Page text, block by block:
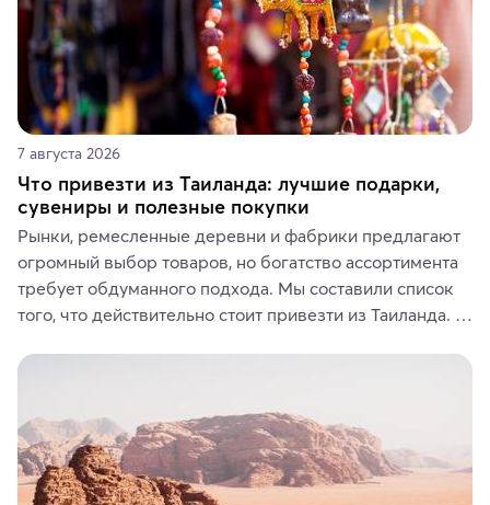
7 августа 2026
Что привезти из Таиланда: лучшие подарки,
сувениры и полезные покупки
Рынки, ремесленные деревни и фабрики предлагают
огромный выбор товаров, но богатство ассортимента
требует обдуманного подхода. Мы составили список
того, что действительно стоит привезти из Таиланда.
средства, одежду, украшения, предметы интерьера
где их купить.